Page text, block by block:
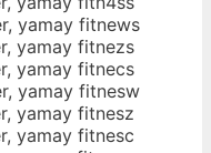
yamay fitnews
yamay fitnezs
yamay fitnecs
yamay fitnesw
yamay fitnesz
yamay fitnesc